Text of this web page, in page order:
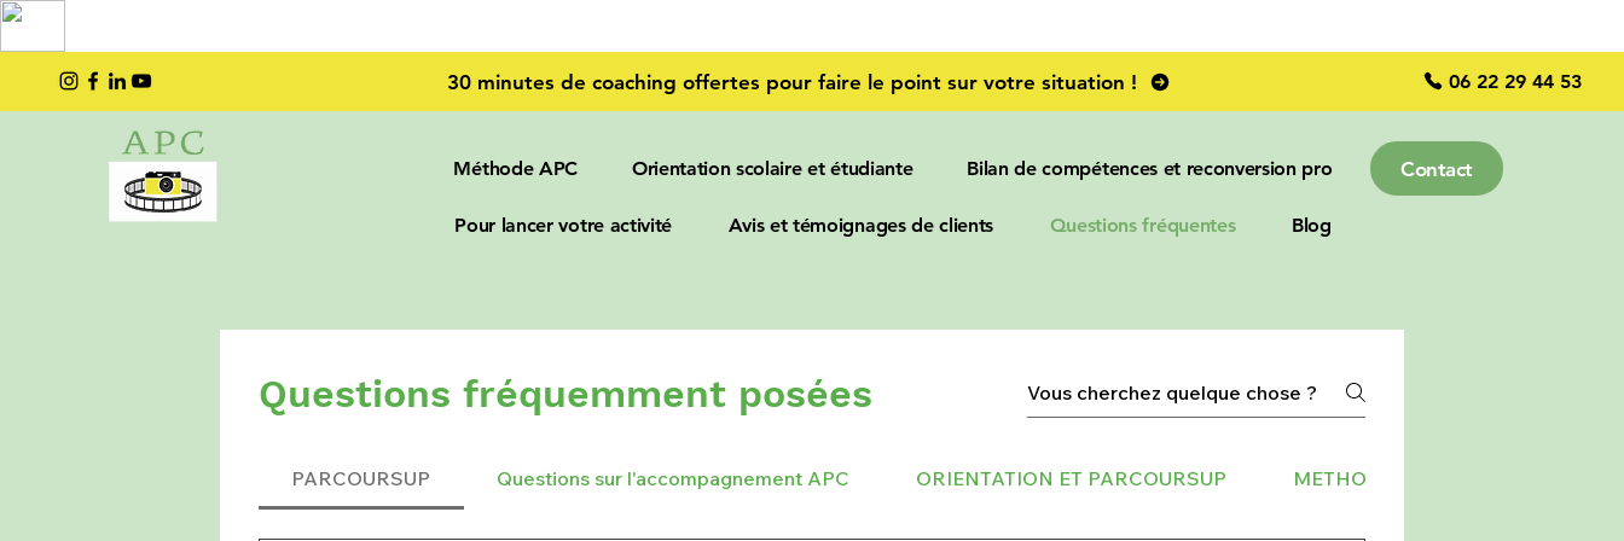
30 minutes de coaching offertes pour faire le point sur votre situation ! 06 22 29 44 53
Méthode APC Orientation scolaire et étudiante Bilan de compétences et reconversion pro
Pour lancer votre activité Avis et témoignages de clients Questions fréquentes Blog
Contact
Questions fréquemment posées
PARCOURSUP Questions sur l'accompagnement APC ORIENTATION ET PARCOURSUP METHODOLOGIE & MOTIVATION